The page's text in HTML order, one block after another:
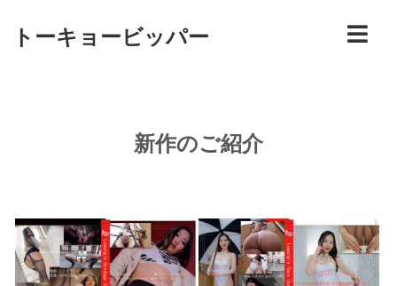
トーキョービッパー
新作のご紹介